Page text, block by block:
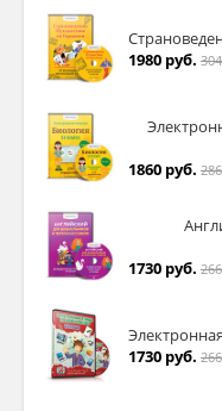
1980 руб.
1860 руб.
1730 руб.
1730 руб.